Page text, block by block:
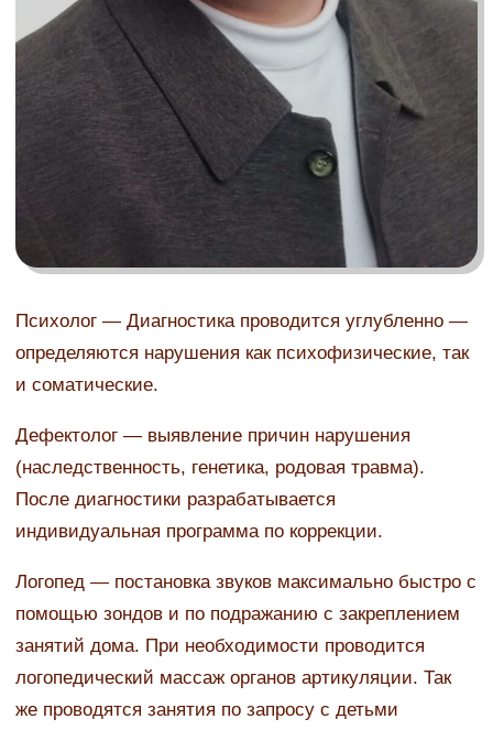
Психолог — Диагностика проводится углубленно —
определяются нарушения как психофизические, так
и соматические.
Дефектолог — выявление причин нарушения
(наследственность, генетика, родовая травма).
После диагностики разрабатывается
индивидуальная программа по коррекции.
Логопед — постановка звуков максимально быстро с
помощью зондов и по подражанию с закреплением
занятий дома. При необходимости проводится
логопедический массаж органов артикуляции. Так
же проводятся занятия по запросу с детьми